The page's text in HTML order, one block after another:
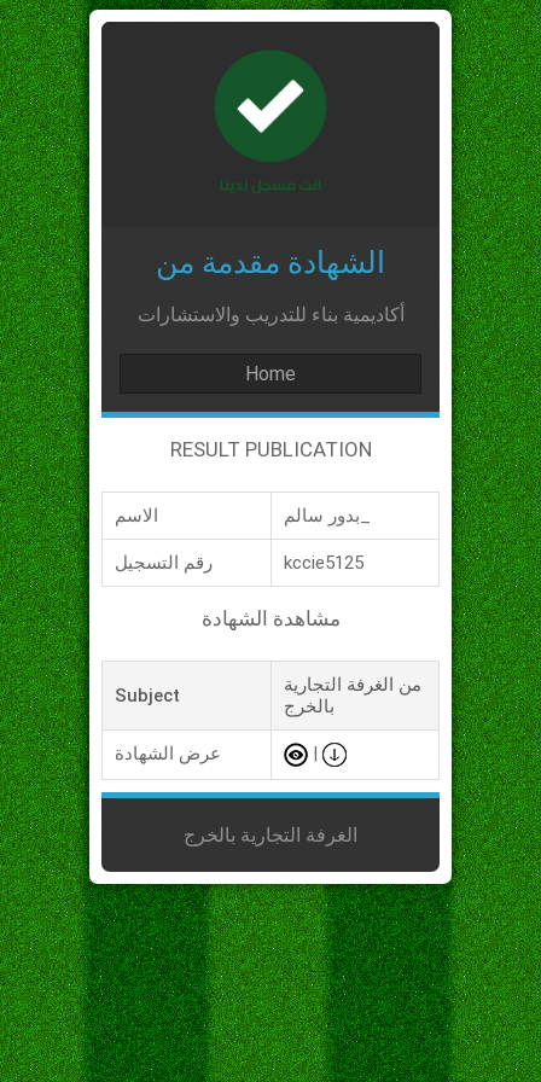
الشهادة مقدمة من
أكاديمية بناء للتدريب والاستشارات
Home
RESULT PUBLICATION
الاسم
رقم التسجيل kccie5125
مشاهدة الشهادة
Subject
من الغرفة التجارية
بالخرج
عرض الشهادة
الغرفة التجارية بالخرج